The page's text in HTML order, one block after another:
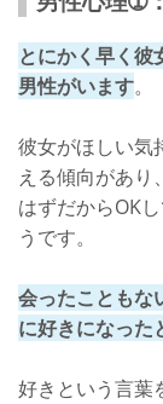
とにかく早く彼
男性がいます。
彼女がほしい気
える傾向があ
はずだからOK
うです。
会ったこともな
に好きになった
好きという言葉